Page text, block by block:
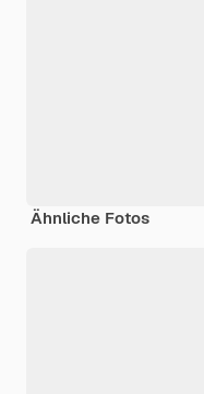
Ähnliche Fotos